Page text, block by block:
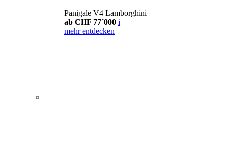
Panigale V4 Lamborghini
ab CHF 77´000 i
mehr entdecken